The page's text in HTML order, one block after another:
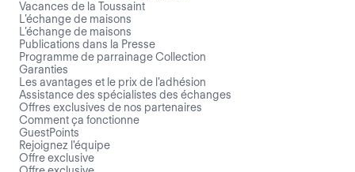
Vacances de la Toussaint
L’échange de maisons
L’échange de maisons
Publications dans la Presse
Programme de parrainage Collection
Garanties
Les avantages et le prix de l'adhésion
Assistance des spécialistes des échanges
Offres exclusives de nos partenaires
Comment ça fonctionne
GuestPoints
Rejoignez l'équipe
Offre exclusive